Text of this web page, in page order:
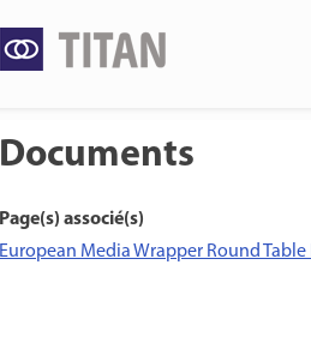
Documents
Page(s) associé(s)
European Media Wrapper Round Table II